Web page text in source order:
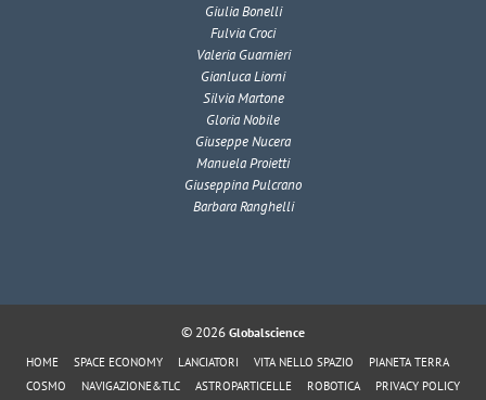
Giulia Bonelli
Fulvia Croci
Valeria Guarnieri
Gianluca Liorni
Silvia Martone
Gloria Nobile
Giuseppe Nucera
Manuela Proietti
Giuseppina Pulcrano
Barbara Ranghelli
© 2026 Globalscience
HOME SPACE ECONOMY LANCIATORI VITA NELLO SPAZIO
PIANETA TERRA
COSMO
NAVIGAZIONE&TLC ASTROPARTICELLE ROBOTICA PRIVACY POLICY